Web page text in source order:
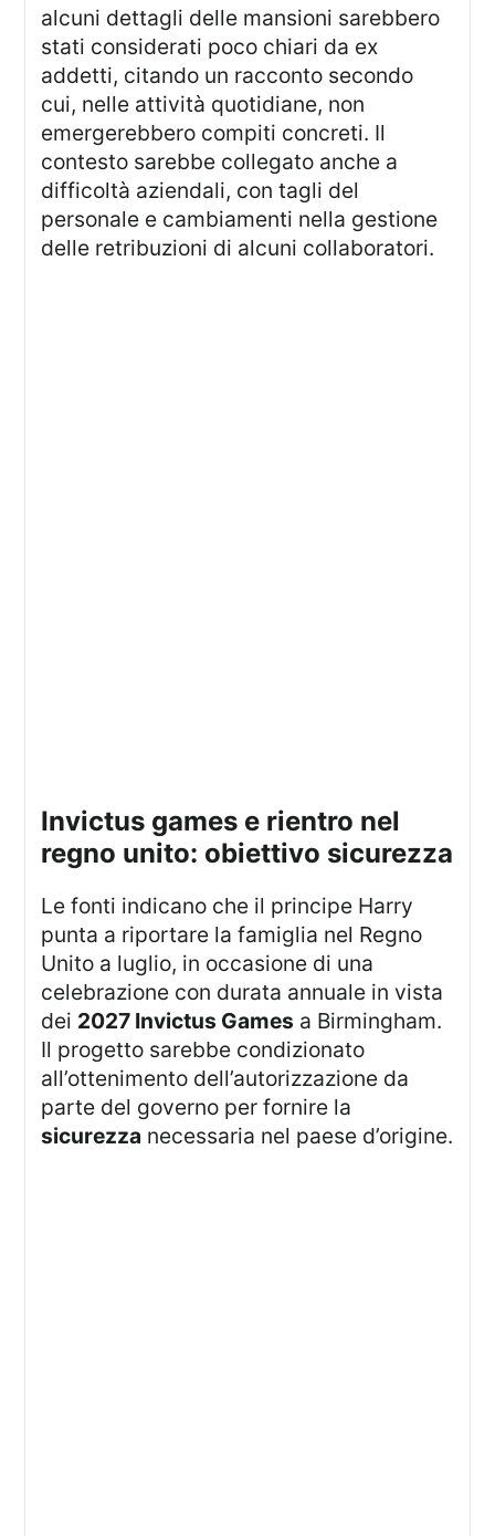
alcuni dettagli delle mansioni sarebbero
stati considerati poco chiari da ex
addetti, citando un racconto secondo
cui, nelle attività quotidiane, non
emergerebbero compiti concreti. Il
contesto sarebbe collegato anche a
difficoltà aziendali, con tagli del
personale e cambiamenti nella gestione
delle retribuzioni di alcuni collaboratori.
invictus games e rientro nel
regno unito: obiettivo sicurezza
Le fonti indicano che il principe Harry
punta a riportare la famiglia nel Regno
Unito a luglio, in occasione di una
celebrazione con durata annuale in vista
dei 2027 Invictus Games a Birmingham.
Il progetto sarebbe condizionato
all’ottenimento dell’autorizzazione da
parte del governo per fornire la
sicurezza necessaria nel paese d’origine.